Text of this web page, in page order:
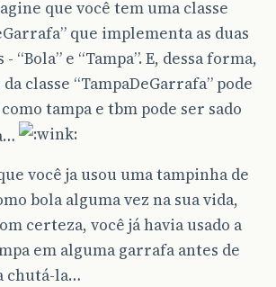
que você tem uma classe
que implementa as duas
“Bola” e “Tampa”. E, dessa forma,
classe “TampaDeGarrafa” pode
tampa e tbm pode ser sado
você ja usou uma tampinha de
bola alguma vez na sua vida,
certeza, você já havia usado a
em alguma garrafa antes de
chutá-la…